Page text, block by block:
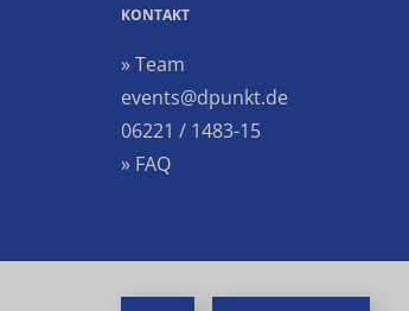
KONTAKT
» Team
events@dpunkt.de
06221 / 1483-15
» FAQ